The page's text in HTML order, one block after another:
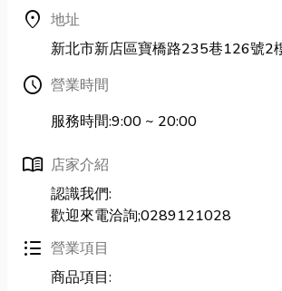
location_on 地址
新北市新店區寶橋路235巷126號2
Schedule 營業時間
服務時間:9:00 ~ 20:00
menu_book 店家介紹
認識我們:
歡迎來電洽詢;0289121028
format_list_bulleted 營業項目
商品項目: